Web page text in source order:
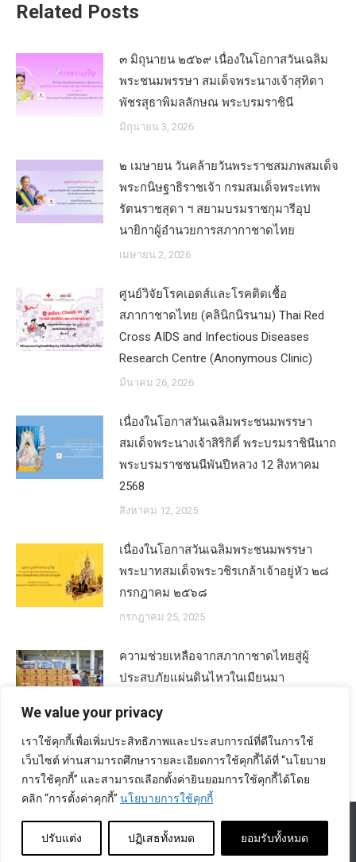
We value your privacy
เราใช้คุกกี้เพื่อเพิ่มประสิทธิภาพและประสบการณ์ที่ดีในการใช้
เว็บไซต์ ท่านสามารถศึกษารายละเอียดการใช้คุกกี้ได้ที่ “นโยบาย
การใช้คุกกี้” และสามารถเลือกตั้งค่ายินยอมการใช้คุกกี้ได้โดย
คลิก “การตั้งค่าคุกกี้” นโยบายการใช้คุกกี้
ปรับแต่ง ปฏิเสธทั้งหมด ยอมรับทั้งหมด
Related Posts
๓ มิถุนายน ๒๕๖๙ เนื่องในโอกาสวันเฉลิม
พระชนมพรรษา สมเด็จพระนางเจ้าสุทิดา
พัชรสุธาพิมลลักษณ พระบรมราชินี
มิถุนายน 3, 2026
๒ เมษายน วันคล้ายวันพระราชสมภพสมเด็จ
พระกนิษฐาธิราชเจ้า กรมสมเด็จพระเทพ
รัตนราชสุดา ฯ สยามบรมราชกุมารีอุป
นายิกาผู้อำนวยการสภากาชาดไทย
เมษายน 2, 2026
ศูนย์วิจัยโรคเอดส์และโรคติดเชื้อ
สภากาชาดไทย (คลินิกนิรนาม) Thai Red
Cross AIDS and Infectious Diseases
Research Centre (Anonymous Clinic)
มีนาคม 26, 2026
เนื่องในโอกาสวันเฉลิมพระชนมพรรษา
สมเด็จพระนางเจ้าสิริกิติ์ พระบรมราชินีนาถ
พระบรมราชชนนีพันปีหลวง 12 สิงหาคม
2568
สิงหาคม 12, 2025
เนื่องในโอกาสวันเฉลิมพระชนมพรรษา
พระบาทสมเด็จพระวชิรเกล้าเจ้าอยู่หัว ๒๘
กรกฎาคม ๒๕๖๘
กรกฎาคม 25, 2025
ความช่วยเหลือจากสภากาชาดไทยสู่ผู้
ประสบภัยแผ่นดินไหวในเมียนมา
สงวนลิขสิทธิ์ โดย สภากาชาดไทย |นโยบายการคุ้มครองข้อมูลส่วนบุคคล
นโยบายคุกกี้ ข้อตกลงการใช้งาน|มาตรการรักษาความมั่นคงปลอดภัย
ข้อมูลส่วนบุคคล